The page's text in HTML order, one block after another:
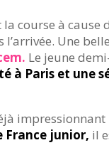
course à cause
l’arrivée. Une
Le jeune
à Paris et une
impressionnant
France junior, il